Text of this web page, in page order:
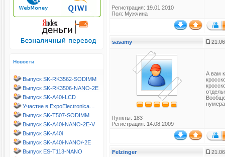
Новости
Выпуск SK-RK3562-SODIMM
Выпуск SK-RK3506-NANO-2E
Выпуск SK-A40i-LCD
Участие в ExpoElectronica…
Выпуск SK-T507-SODIMM
Выпуск SK-A40i-NANO-2E-V
Выпуск SK-A40i
Выпуск SK-A40i-NANO/-2E
Выпуск ES-T113-NANO
Регистрация: 19.01.2010
Пол: Мужчина
sasamy
Пункты: 183
Регистрация: 14.08.2009
А вам
Felzinger